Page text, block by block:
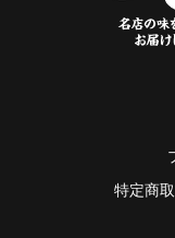
特定商